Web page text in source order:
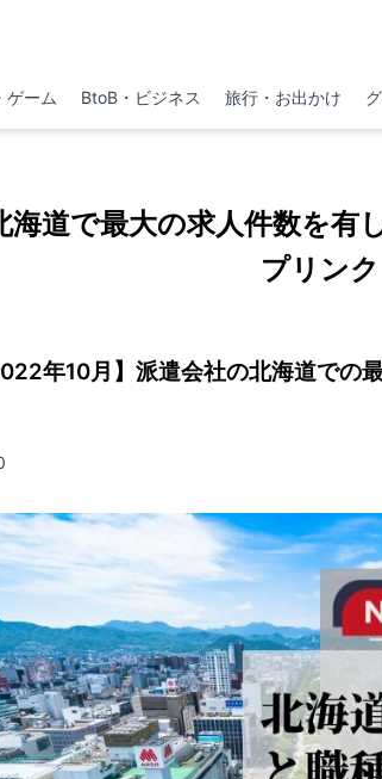
ゲーム BtoB・ビジネス 旅行・お出かけ
海道で最大の求人件数を
プリンク
年10月】派遣会社の北海道での